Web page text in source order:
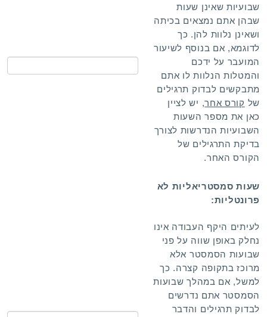
שבועיות שאינן שעות
שבהן אתם נמצאים בכיתה
ושאינן נלוות להן. כך
לדוגמא, אם בנוסף לשיעור
המועבר על ידכם
והמטלות הנלוות לו אתם
מתבקשים לבדוק תרגילים
של קורס אחר, יש לציין
כאן את מספר השעות
השבועיות הנדרשות לצורך
בדיקת התרגילים של
הקורס האחר.
שעות סמסטריאליות לא
פרונטליות:
לעיתים היקף העבודה אינו
נחלק באופן שווה על פני
שבועות הסמסטר אלא
מרוכז בתקופה קצרה. כך
למשל, אם במהלך שבועות
הסמסטר אתם נדרשים
לבדוק תרגילים והדבר